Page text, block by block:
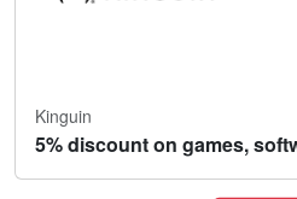
Kinguin
5% discount on games,